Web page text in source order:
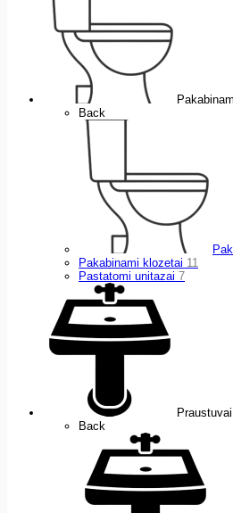
Back
Pakabinami klozetai 11
Pastatomi unitazai 7
Praustuvai
Back